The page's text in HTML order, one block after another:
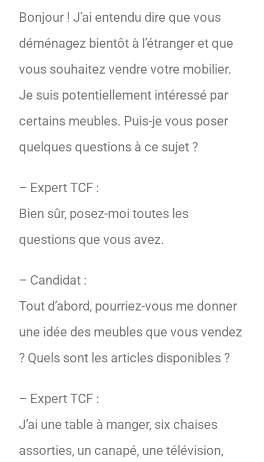
Bonjour ! J’ai entendu dire que vous
déménagez bientôt à l’étranger et que
vous souhaitez vendre votre mobilier.
Je suis potentiellement intéressé par
certains meubles. Puis-je vous poser
quelques questions à ce sujet ?
– Expert TCF :
Bien sûr, posez-moi toutes les
questions que vous avez.
– Candidat :
Tout d’abord, pourriez-vous me donner
une idée des meubles que vous vendez
? Quels sont les articles disponibles ?
– Expert TCF :
J’ai une table à manger, six chaises
assorties, un canapé, une télévision,